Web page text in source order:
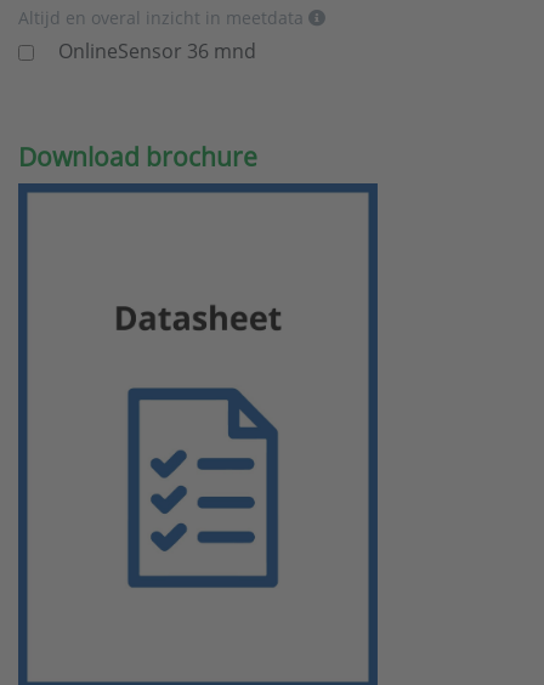
Altijd en overal inzicht in meetdata
OnlineSensor 36 mnd
Download brochure